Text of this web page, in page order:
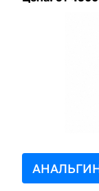
АНАЛЬГИН